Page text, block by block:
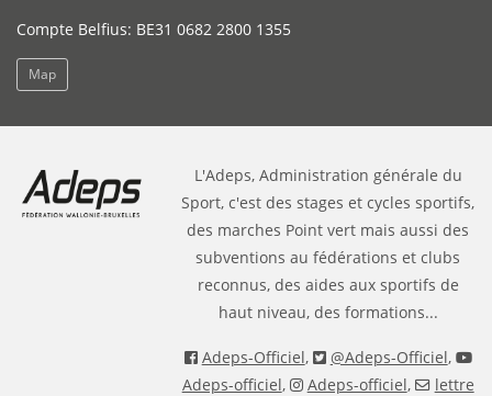
Compte Belfius: BE31 0682 2800 1355
Map
L'Adeps, Administration générale du
Sport, c'est des stages et cycles sportifs,
des marches Point vert mais aussi des
subventions au fédérations et clubs
reconnus, des aides aux sportifs de
haut niveau, des formations...
Adeps-Officiel, @Adeps-Officiel,
Adeps-officiel, Adeps-officiel,
lettre